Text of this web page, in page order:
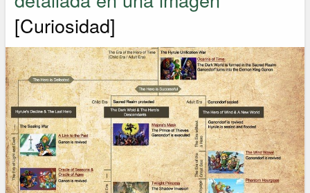
[Curiosidad]